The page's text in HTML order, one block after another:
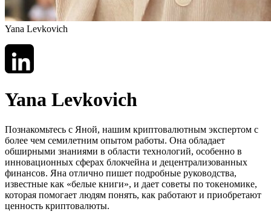
Yana Levkovich
Yana Levkovich
Познакомьтесь с Яной, нашим криптовалютным экспертом с
более чем семилетним опытом работы. Она обладает
обширными знаниями в области технологий, особенно в
инновационных сферах блокчейна и децентрализованных
финансов. Яна отлично пишет подробные руководства,
известные как «белые книги», и дает советы по токеномике,
которая помогает людям понять, как работают и приобретают
ценность криптовалюты.